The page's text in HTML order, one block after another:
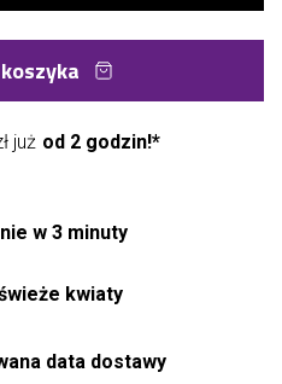
już od 2 godzin!*
w 3 minuty
kwiaty
data dostawy